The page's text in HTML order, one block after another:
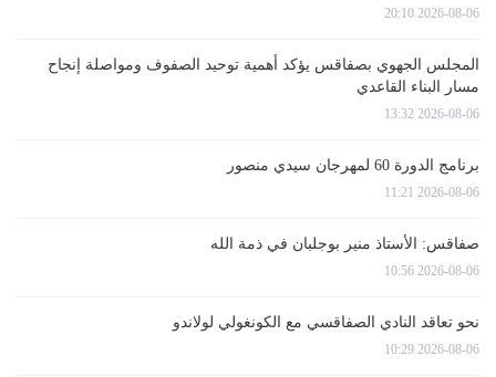
2026-08-06 20:10
المجلس الجهوي بصفاقس يؤكد أهمية توحيد الصفوف ومواصلة إنجاح
مسار البناء القاعدي
2026-08-06 13:32
برنامج الدورة 60 لمهرجان سيدي منصور
2026-08-06 11:21
صفاقس: الأستاذ منير بوجلبان في ذمة الله
2026-08-06 10:56
نحو تعاقد النادي الصفاقسي مع الكونغولي لولاندو
2026-08-06 10:29